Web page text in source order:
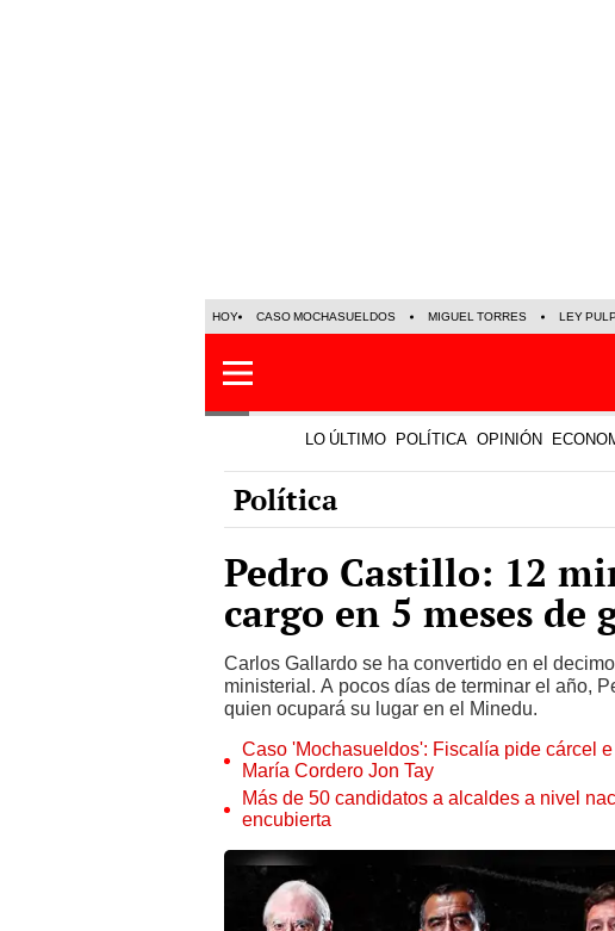
HOY CASO MOCHASUELDOS MIGUEL TORRES LEY
LO ÚLTIMO POLÍTICA OPINIÓN
Política
Pedro Castillo: 12
cargo en 5 meses de
Carlos Gallardo se ha convertido en el
ministerial. A pocos días de terminar el año,
quien ocupará su lugar en el Minedu.
Caso 'Mochasueldos': Fiscalía pide cárcel
María Cordero Jon Tay
Más de 50 candidatos a alcaldes a nivel
encubierta